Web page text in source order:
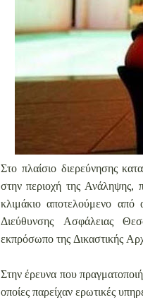
Στο πλαίσιο διερεύνησης
στην περιοχή της Ανάληψης,
κλιμάκιο αποτελούμενο
Διεύθυνσης Ασφάλειας
εκπρόσωπο της Δικαστικής
Στην έρευνα που
οποίες παρείχαν ερωτικές